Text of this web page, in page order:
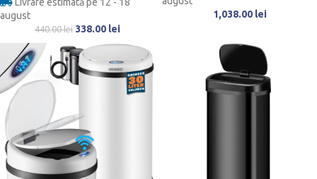
august
440.00lei 338.00 lei
1,038.00 lei